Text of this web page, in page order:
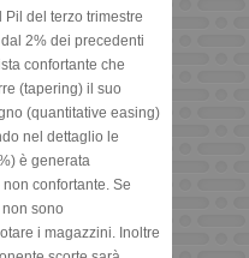
del terzo trimestre
2% dei precedenti
confortante che
(tapering) il suo
(quantitative easing)
nel dettaglio le
è generata
confortante. Se
sono
i magazzini. Inoltre